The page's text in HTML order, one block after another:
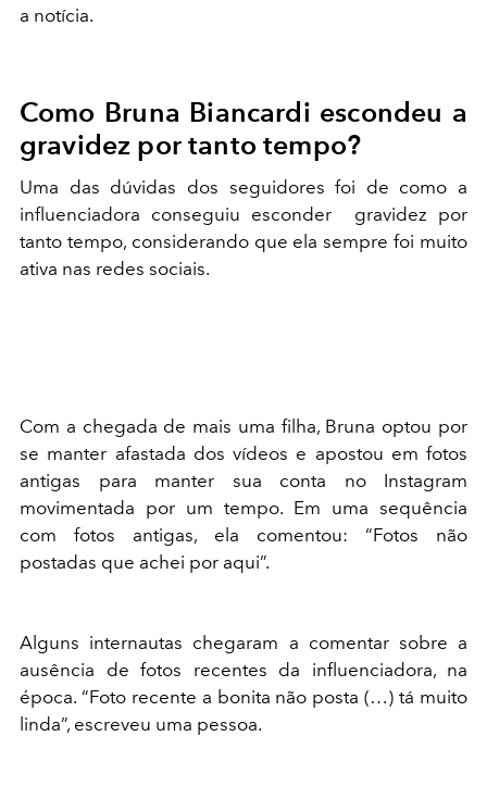
a notícia.
Como Bruna Biancardi escondeu a
gravidez por tanto tempo?
Uma das dúvidas dos seguidores foi de como a
influenciadora conseguiu esconder gravidez por
tanto tempo, considerando que ela sempre foi muito
ativa nas redes sociais.
Com a chegada de mais uma filha, Bruna optou por
se manter afastada dos vídeos e apostou em fotos
antigas para manter sua conta no Instagram
movimentada por um tempo. Em uma sequência
com fotos antigas, ela comentou: “Fotos não
postadas que achei por aqui”.
Alguns internautas chegaram a comentar sobre a
ausência de fotos recentes da influenciadora, na
época. “Foto recente a bonita não posta (…) tá muito
linda”, escreveu uma pessoa.